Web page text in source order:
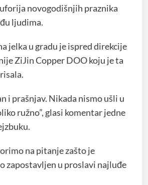
novogodišnjih praznika
ljudima.
jelka u gradu je ispred direkcije
ZiJin Copper DOO koju je ta
i prašnjav. Nikada nismo ušli u
ružno”, glasi komentar jedne
na pitanje zašto je
zapostavljen u proslavi najluđe